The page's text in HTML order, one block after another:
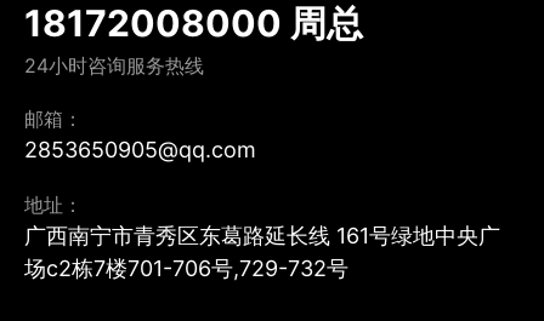
18172008000 周总
24小时咨询服务热线
邮箱：
2853650905@qq.com
地址：
广西南宁市青秀区东葛路延长线 161号绿地中央广
场c2栋7楼701-706号,729-732号